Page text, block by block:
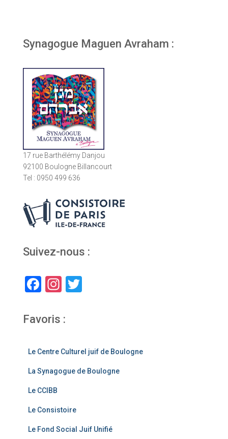
Synagogue Maguen Avraham :
17 rue Barthélémy Danjou
92100 Boulogne Billancourt
Tel : 0950 499 636
Suivez-nous :
F
c
b
o
o
k
In
a
a
m
Favoris :
Le Centre Culturel juif de Boulogne
La Synagogue de Boulogne
Le CCIBB
Le Consistoire
Le Fond Social Juif Unifié